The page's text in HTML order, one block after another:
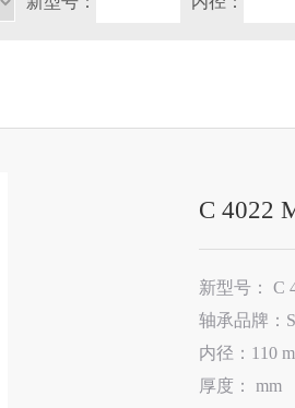
C 4022
新型号： C
轴承品牌：
内径：110
厚度： mm